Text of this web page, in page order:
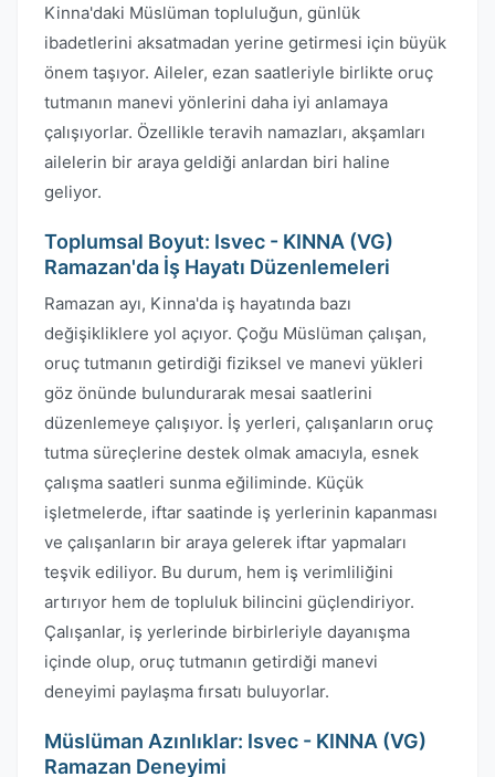
Kinna'daki Müslüman topluluğun, günlük
ibadetlerini aksatmadan yerine getirmesi için büyük
önem taşıyor. Aileler, ezan saatleriyle birlikte oruç
tutmanın manevi yönlerini daha iyi anlamaya
çalışıyorlar. Özellikle teravih namazları, akşamları
ailelerin bir araya geldiği anlardan biri haline
geliyor.
Toplumsal Boyut: Isvec - KINNA (VG)
Ramazan'da İş Hayatı Düzenlemeleri
Ramazan ayı, Kinna'da iş hayatında bazı
değişikliklere yol açıyor. Çoğu Müslüman çalışan,
oruç tutmanın getirdiği fiziksel ve manevi yükleri
göz önünde bulundurarak mesai saatlerini
düzenlemeye çalışıyor. İş yerleri, çalışanların oruç
tutma süreçlerine destek olmak amacıyla, esnek
çalışma saatleri sunma eğiliminde. Küçük
işletmelerde, iftar saatinde iş yerlerinin kapanması
ve çalışanların bir araya gelerek iftar yapmaları
teşvik ediliyor. Bu durum, hem iş verimliliğini
artırıyor hem de topluluk bilincini güçlendiriyor.
Çalışanlar, iş yerlerinde birbirleriyle dayanışma
içinde olup, oruç tutmanın getirdiği manevi
deneyimi paylaşma fırsatı buluyorlar.
Müslüman Azınlıklar: Isvec - KINNA (VG)
Ramazan Deneyimi